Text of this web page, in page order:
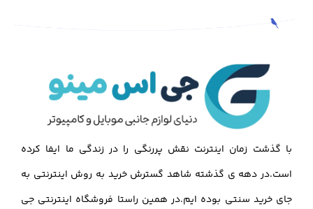
با گذشت زمان اینترنت نقش پررنگی را در زندگی ما ایفا کرده
است.در دهه ی گذشته شاهد گسترش خرید به روش اینترنتی به
جای خرید سنتی بوده ایم.در همین راستا فروشگاه اینترنتی جی